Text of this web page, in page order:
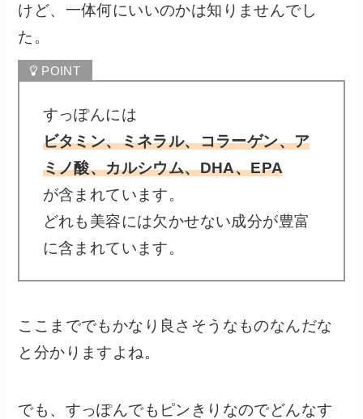
けど、一体何にいいのかは知りませんでし
た。
すっぽんには
ビタミン、ミネラル、コラーゲン、ア
ミノ酸、カルシウム、DHA、EPA
が含まれています。
どれも美容には欠かせない成分が豊富
に含まれています。
ここまででもかなり良さそうなものなんだな
と分かりますよね。
でも、すっぽんでもピンきりなのでどんなす